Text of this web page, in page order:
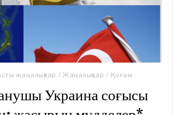
жаңалықтар / Жаңалықтар / Қоғам
Украина соғысы